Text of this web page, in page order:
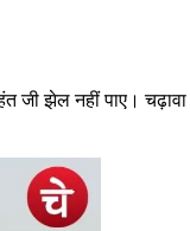
जी झेल नहीं पाए।